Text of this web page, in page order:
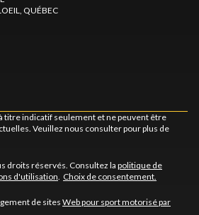
, QUÉBEC
titre indicatif seulement et ne peuvent être
Veuillez nous consulter pour plus de
droits réservés. Consultez la politique de
d'utilisation Choix de consentement.
de sitesWeb pour sport motorisé par